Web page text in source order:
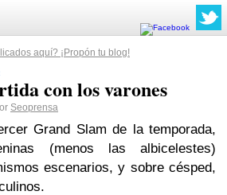
aquí? ¡Propón tu blog!
con los varones
Seoprensa
Grand Slam de la temporada,
(menos las albicelestes)
escenarios, y sobre césped,